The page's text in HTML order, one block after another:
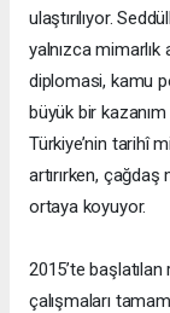
ulaştırılıyor.
yalnızca mimarlık
diplomasi, kamu
büyük bir
Türkiye’nin tarihî
artırırken,
ortaya koyuyor.
2015’te
çalışmaları